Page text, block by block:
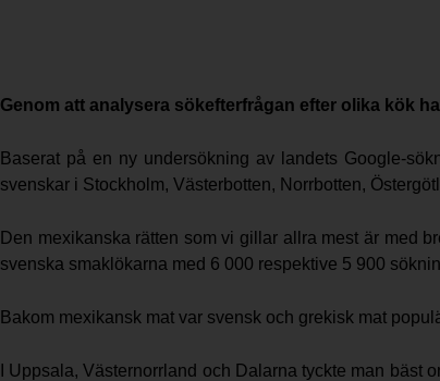
Genom att analysera sökefterfrågan efter olika kök
Baserat på en ny undersökning av landets Google-
svenskar i Stockholm, Västerbotten, Norrbotten,
Den mexikanska rätten som vi gillar allra mest är med
svenska smaklökarna med 6 000 respektive 5 900
Bakom mexikansk mat var svensk och grekisk mat
I Uppsala, Västernorrland och Dalarna tyckte man